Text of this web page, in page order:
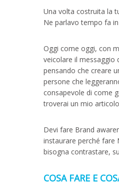
Una volta costruita la
Ne parlavo tempo fa
Oggi come oggi, con
veicolare il messaggio
pensando che creare
persone che
consapevole di come
troverai un mio
Devi fare Brand
instaurare perché fare
bisogna contrastare,
COSA FARE E